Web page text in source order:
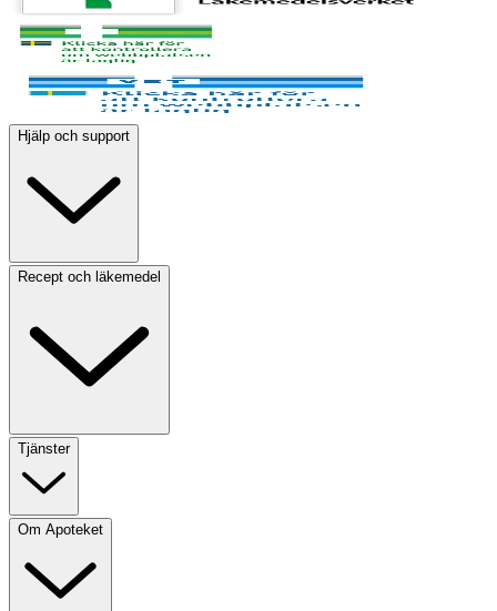
Hjälp och support
Recept och läkemedel
Tjänster
Om Apoteket